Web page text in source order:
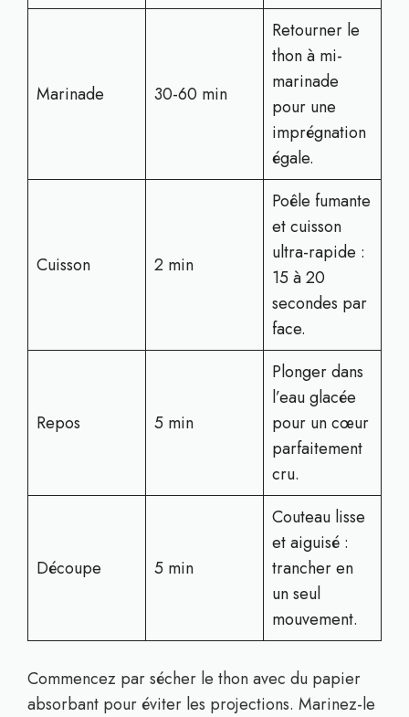
Marinade 30-60 min
Retourner le
thon à mi-
marinade
pour une
imprégnation
égale.
Cuisson 2 min
Poêle fumante
et cuisson
ultra-rapide :
15 à 20
secondes par
face.
Repos 5 min
Plonger dans
l’eau glacée
pour un cœur
parfaitement
cru.
Découpe 5 min
Couteau lisse
et aiguisé :
trancher en
un seul
mouvement.
Commencez par sécher le thon avec du papier
absorbant pour éviter les projections. Marinez-le